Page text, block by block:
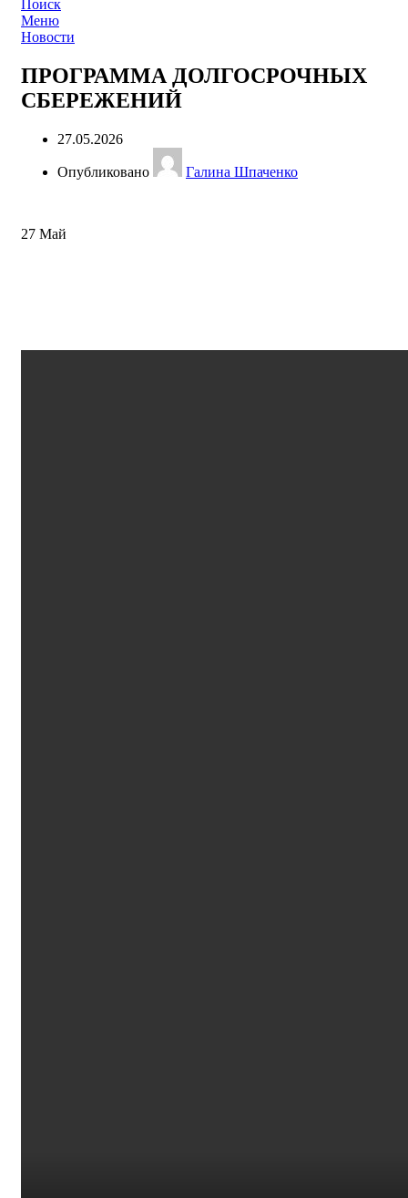
Поиск
Меню
Новости
ПРОГРАММА ДОЛГОСРОЧНЫХ
СБЕРЕЖЕНИЙ
27.05.2026
Опубликовано Галина Шпаченко
27 Май